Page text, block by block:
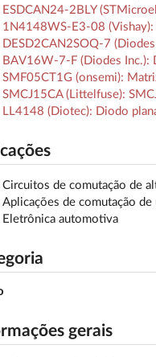
ESDCAN24-2BLY
1N4148WS-E3-08 (Vishay):
DESD2CAN2SOQ-7
BAV16W-7-F (Diodes Inc.):
SMF05CT1G (onsemi):
SMCJ15CA (Littelfuse):
LL4148 (Diotec): Diodo
Circuitos de comutação de
Aplicações de comutação de
Eletrônica automotiva
gerais